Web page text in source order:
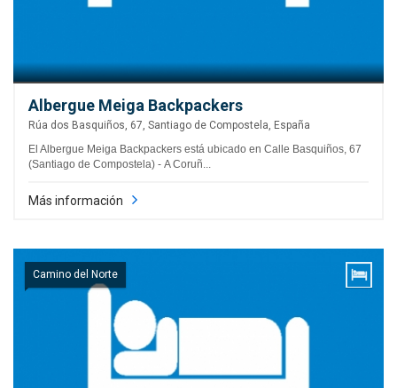
Albergue Meiga Backpackers
Rúa dos Basquiños, 67, Santiago de Compostela, España
El Albergue Meiga Backpackers está ubicado en Calle Basquiños, 67
(Santiago de Compostela) - A Coruñ...
Más información
Camino del Norte